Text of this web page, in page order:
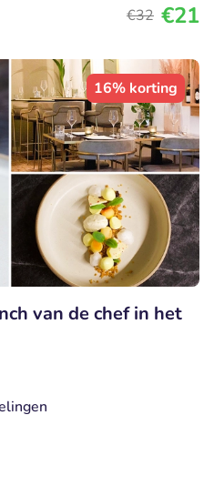
€32 €21
16% korting
van de chef in het